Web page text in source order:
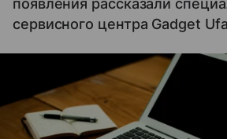
появления рассказали
сервисного центра Gadget